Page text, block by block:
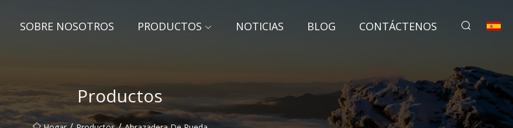
SOBRE NOSOTROS PRODUCTOS NOTICIAS BLOG CONTÁCTENOS
Productos